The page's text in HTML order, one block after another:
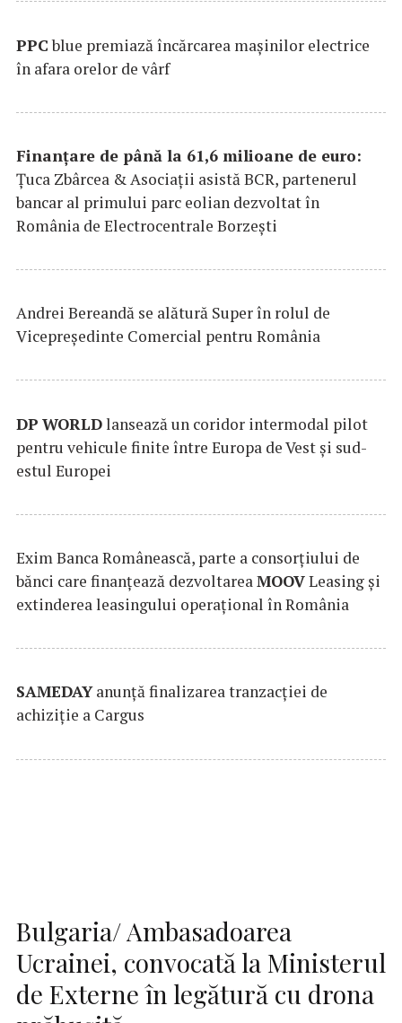
PPCblue premiază încărcarea maşinilor electrice
în afara orelor de vârf
Finanțare de până la 61,6 milioane de euro:
Țuca Zbârcea & Asociații asistă BCR, partenerul
bancar al primului parc eolian dezvoltat în
România de Electrocentrale Borzești
Andrei Bereandă se alătură Super în rolul de
Vicepreședinte Comercial pentru România
DP WORLDlansează un coridor intermodal pilot
pentru vehicule finite între Europa de Vest și sud-
estul Europei
Exim Banca Românească, parte a consorțiului de
bănci care finanțează dezvoltareaMOOVLeasing și
extinderea leasingului operațional în România
SAMEDAYanunță finalizarea tranzacției de
achiziție a Cargus
Bulgaria/ Ambasadoarea
Ucrainei, convocată la Ministerul
de Externe în legătură cu drona